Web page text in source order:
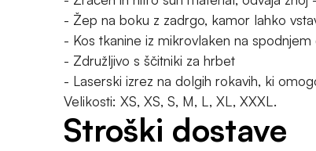
- Žep na boku z zadrgo, kamor lahko
- Kos tkanine iz mikrovlaken na
- Združljivo s ščitniki za hrbet
- Laserski izrez na dolgih rokavih, ki
Velikosti: XS, XS, S, M, L, XL, XXXL.
Stroški dostave